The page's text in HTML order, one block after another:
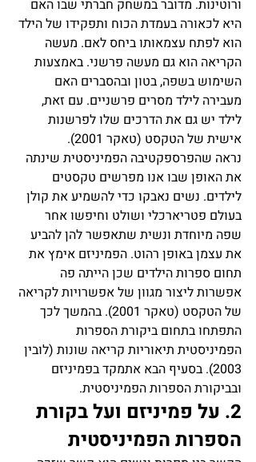
ורוטינות. מדובר במשחק חברתי שבו האם
היא לכאורה בעמדת הכוח ותפקידו של הילד
הוא לפתח עצמאותו ביחס לאם. מעשה
הקריאה הוא גם מעשה פרשני. באמצעות
השימוש בשפה, בטון ובהסברים האם
מעבירה לילד מסרים פרשניים. עם זאת,
לילד יש גם את הדרכים שלו לפרשנות
אישית של הטקסט (טאקר 2001).
נראה שהפרספקטיבה הפמיניסטית שינתה
את האופן שבו אנו מפרשים טקסטים
לילדים. נשים נאבקו כדי להשמיע את קולן
בעולם פטריארכלי ושולט וחיפשו אחר
שפה מיוחדת ונשית שתאפשר להן להביע
את עצמן באופן רהוט. הפמיניזם אימץ את
תחום ספרות הילדים שכן הייתה פה
אפשרות ליצור מגוון של אפשרויות לקריאה
של הטקסט (טאקר 2001). בהמשך לכך
התפתחו בתחום ביקורת הספרות
הפמיניסטית תיאוריות קריאה שונות (לובין
2003). בסעיף הבא אתמקד בפמיניזם
ובביקורת הספרות הפמיניסטית.
2. על פמיניזם ועל בקורת
הספרות הפמיניסטית